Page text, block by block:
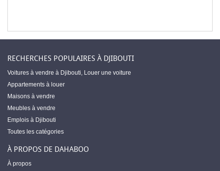
RECHERCHES POPULAIRES À DJIBOUTI
Voitures à vendre à Djibouti, Louer une voiture
Appartements à louer
Maisons à vendre
Meubles à vendre
Emplois à Djibouti
Toutes les catégories
À PROPOS DE DAHABOO
À propos